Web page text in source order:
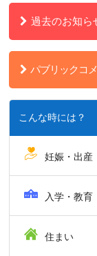
過去のお知ら
パブリックコ
こんな時には？
妊娠・出産
入学・教育
住まい